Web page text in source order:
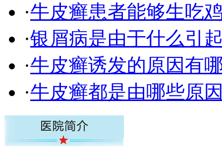
·牛皮癣患者能够生吃
·银屑病是由于什么引
·牛皮癣诱发的原因有
·牛皮癣都是由哪些原